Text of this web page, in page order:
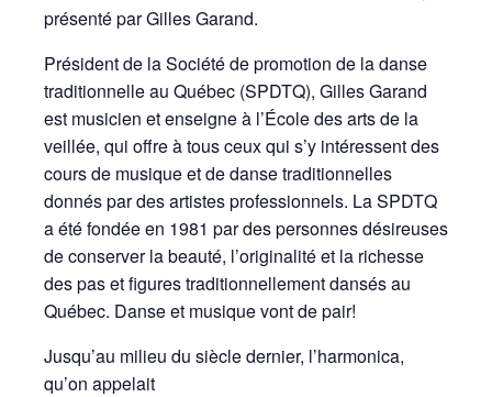
présenté par Gilles Garand.
Président de la Société de promotion de la danse
traditionnelle au Québec (SPDTQ), Gilles Garand
est musicien et enseigne à l’École des arts de la
veillée, qui offre à tous ceux qui s’y intéressent des
cours de musique et de danse traditionnelles
donnés par des artistes professionnels. La SPDTQ
a été fondée en 1981 par des personnes désireuses
de conserver la beauté, l’originalité et la richesse
des pas et figures traditionnellement dansés au
Québec. Danse et musique vont de pair!
Jusqu’au milieu du siècle dernier, l’harmonica,
qu’on appelait